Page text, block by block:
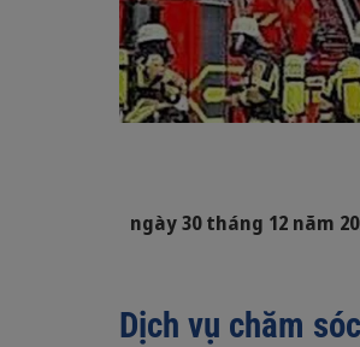
ngày 30 tháng 12 năm
Dịch vụ chăm